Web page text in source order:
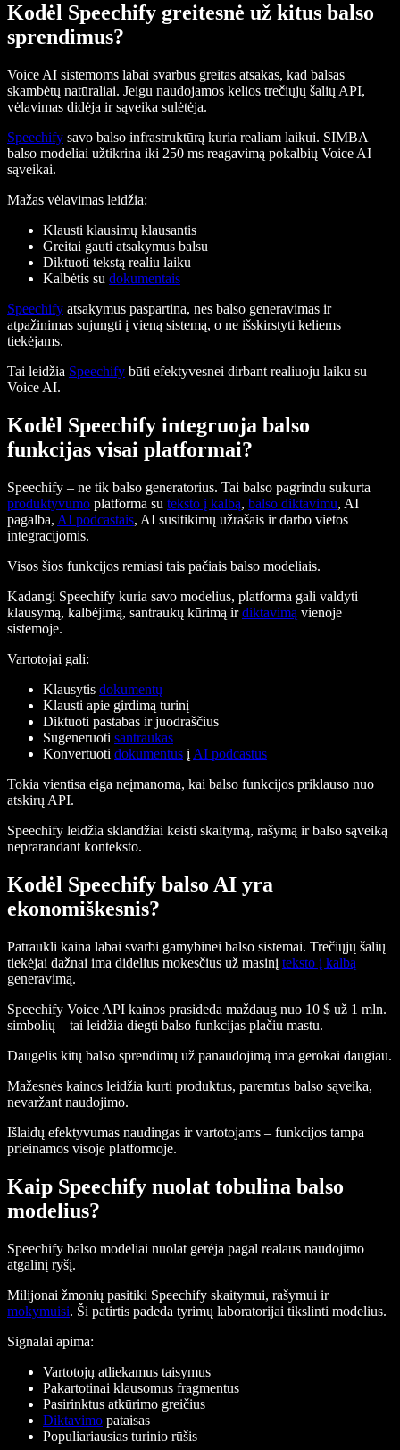
Kodėl Speechify greitesnė už kitus balso
sprendimus?
Voice AI sistemoms labai svarbus greitas atsakas, kad balsas
skambėtų natūraliai. Jeigu naudojamos kelios trečiųjų šalių API,
vėlavimas didėja ir sąveika sulėtėja.
Speechify savo balso infrastruktūrą kuria realiam laikui. SIMBA
balso modeliai užtikrina iki 250 ms reagavimą pokalbių Voice AI
sąveikai.
Mažas vėlavimas leidžia:
Klausti klausimų klausantis
Greitai gauti atsakymus balsu
Diktuoti tekstą realiu laiku
Kalbėtis su dokumentais
Speechify atsakymus paspartina, nes balso generavimas ir
atpažinimas sujungti į vieną sistemą, o ne išskirstyti keliems
tiekėjams.
Tai leidžia Speechify būti efektyvesnei dirbant realiuoju laiku su
Voice AI.
Kodėl Speechify integruoja balso
funkcijas visai platformai?
Speechify – ne tik balso generatorius. Tai balso pagrindu sukurta
produktyvumo platforma su teksto į kalbą, balso diktavimu, AI
pagalba, AI podcastais, AI susitikimų užrašais ir darbo vietos
integracijomis.
Visos šios funkcijos remiasi tais pačiais balso modeliais.
Kadangi Speechify kuria savo modelius, platforma gali valdyti
klausymą, kalbėjimą, santraukų kūrimą irdiktavimą vienoje
sistemoje.
Vartotojai gali:
Klausytis dokumentų
Klausti apie girdimą turinį
Diktuoti pastabas ir juodraščius
Sugeneruoti santraukas
Konvertuoti dokumentus į AI podcastus
Tokia vientisa eiga neįmanoma, kai balso funkcijos priklauso nuo
atskirų API.
Speechify leidžia sklandžiai keisti skaitymą, rašymą ir balso sąveiką
neprarandant konteksto.
Kodėl Speechify balso AI yra
ekonomiškesnis?
Patraukli kaina labai svarbi gamybinei balso sistemai. Trečiųjų šalių
tiekėjai dažnai ima didelius mokesčius už masinį teksto į kalbą
generavimą.
Speechify Voice API kainos prasideda maždaug nuo 10 $ už 1 mln.
simbolių – tai leidžia diegti balso funkcijas plačiu mastu.
Daugelis kitų balso sprendimų už panaudojimą ima gerokai daugiau.
Mažesnės kainos leidžia kurti produktus, paremtus balso sąveika,
nevaržant naudojimo.
Išlaidų efektyvumas naudingas ir vartotojams – funkcijos tampa
prieinamos visoje platformoje.
Kaip Speechify nuolat tobulina balso
modelius?
Speechify balso modeliai nuolat gerėja pagal realaus naudojimo
atgalinį ryšį.
Milijonai žmonių pasitiki Speechify skaitymui, rašymui ir
mokymuisi. Ši patirtis padeda tyrimų laboratorijai tikslinti modelius.
Signalai apima:
Vartotojų atliekamus taisymus
Pakartotinai klausomus fragmentus
Pasirinktus atkūrimo greičius
Diktavimo pataisas
Populiariausias turinio rūšis